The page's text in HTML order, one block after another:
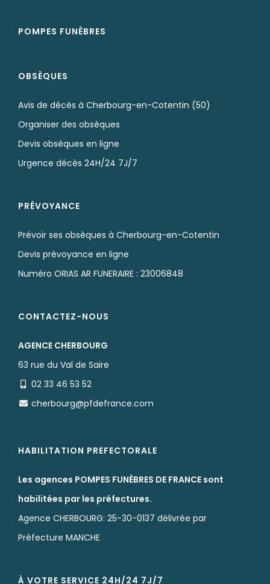
POMPES FUNÈBRES DE FRANCE CHERBOURG
Qui sommes-nous ?
Notre agence à Cherbourg-en-Cotentin (50)
Nous contacter
Prendre rendez-vous en ligne
OBSÈQUES
Organiser des obsèques
PRÉVOYANCE
Devis prévoyance en ligne
AGENCE CHERBOURG
02 33 46 53 52